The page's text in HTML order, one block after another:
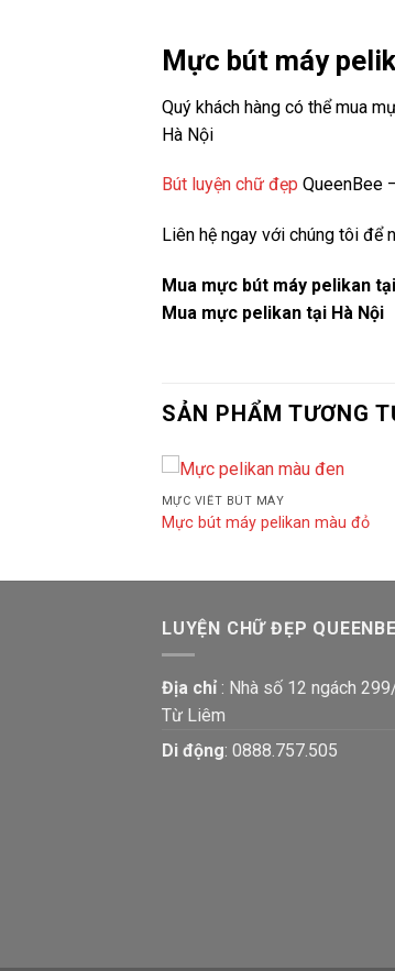
Mực bút máy
Quý khách hàng có thể mua
Hà Nội
Bút luyện chữ đẹp QueenBee
Liên hệ ngay với chúng tôi để
Mua mực bút máy pelikan
Mua mực pelikan tại Hà Nội
SẢN PHẨM TƯƠNG
MỰC VIẾT BÚT MÁY
Mực bút máy pelikan màu đỏ
LUYỆN CHỮ ĐẸP
Địa chỉ : Nhà số 12 ngách
Từ Liêm
Di động: 0888.757.505